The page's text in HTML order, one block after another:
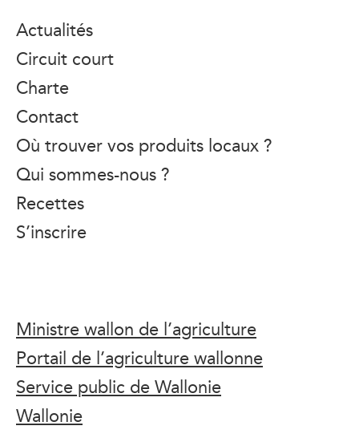
Actualités
Circuit court
Charte
Contact
Où trouver vos produits locaux ?
Qui sommes-nous ?
Recettes
S’inscrire
Ministre wallon de l’agriculture
Portail de l’agriculture wallonne
Service public de Wallonie
Wallonie